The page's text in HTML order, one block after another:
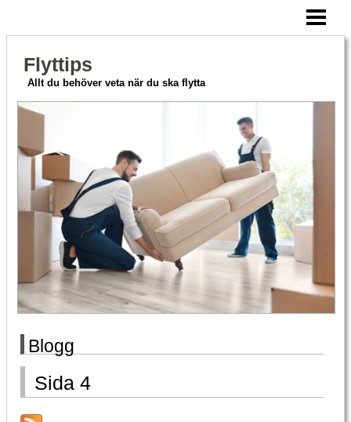
ATT TÄNKA PÅ
FLYTTFIRMA PRISER
BLOGG
Flyttips
Allt du behöver veta när du ska flytta
Blogg
Sida 4